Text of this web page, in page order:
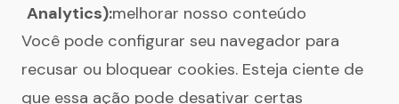
Analytics):melhorar nosso conteúdo
Você pode configurar seu navegador para
recusar ou bloquear cookies. Esteja ciente de
que essa ação pode desativar certas